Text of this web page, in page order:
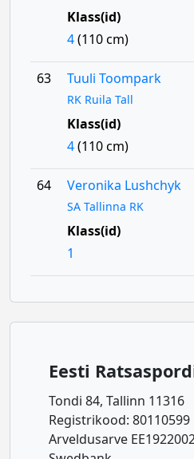
Klass(id)
4(110 cm)
63 Tuuli Toompark
RK Ruila Tall
Klass(id)
4(110 cm)
64 Veronika Lushchyk
SA Tallinna RK
Klass(id)
1
Eesti
Tondi 84, Tallinn 11316
Registrikood: 80110599
Arveldusarve